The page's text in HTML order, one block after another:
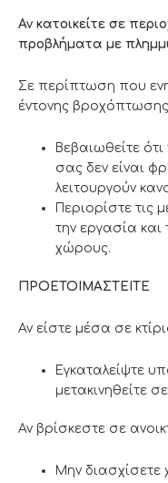
Αν κατοικείτε σε
προβλήματα με
Σε περίπτωση που
έντονης
Βεβαιωθείτε
σας δεν είναι
λειτουργούν
Περιορίστε τις
την εργασία
χώρους.
ΠΡΟΕΤΟΙΜΑΣΤΕΙΤΕ
Αν είστε μέσα σε
Εγκαταλείψτε
μετακινηθείτε
Αν βρίσκεστε σε
Μην διασχίσετε